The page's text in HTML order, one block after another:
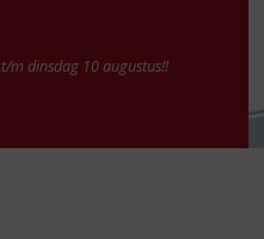
m dinsdag 10 augustus!!